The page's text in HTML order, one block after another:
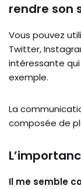
rendre son
Vous pouvez
Twitter,
intéressante
exemple.
La
composée de
Il me semble